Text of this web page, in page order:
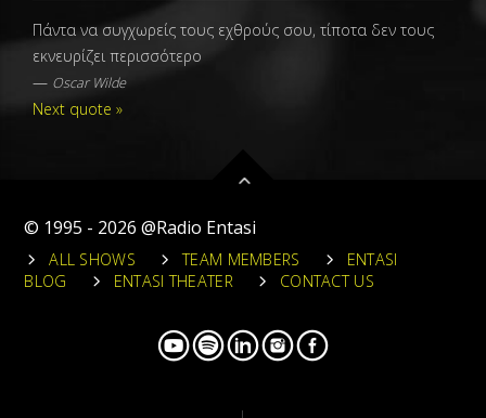
Πάντα να συγχωρείς τους εχθρούς σου, τίποτα δεν τους
εκνευρίζει περισσότερο
— Oscar Wilde
Next quote »
© 1995 - 2026 @Radio Entasi
ALL SHOWS TEAM MEMBERS
ENTASI
BLOG
ENTASI THEATER CONTACT US